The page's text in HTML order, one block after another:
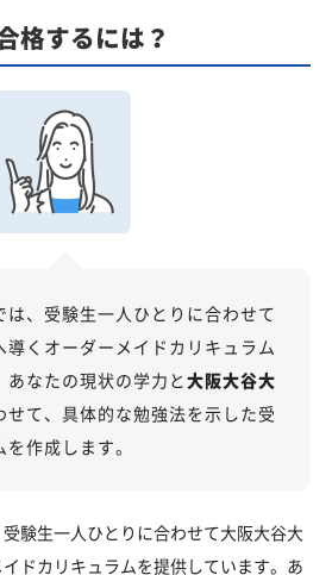
専門のオンライン家庭教師「いつ
」もご用意
学入学共通テスト対策！2026年度
テストの総括：難関大志望者には厳しい戦
最新トレンド
合型選抜入試対策も万全
験情報
部別受験情報
の入試難易度
格するには？
は、受験生一人ひとりに合わせて
導くオーダーメイドカリキュラム
なたの現状の学力と 大阪大谷大
せて、具体的な勉強法を示した受
作成します。
験生一人ひとりに合わせて大阪大谷大
ドカリキュラムを提供しています。あ